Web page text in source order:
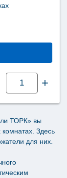
566008
Количество
товара
пакеты
в
упаковках
диспенсерах
Tork
204041
+
ТОРК» вы
Здесь
для них.